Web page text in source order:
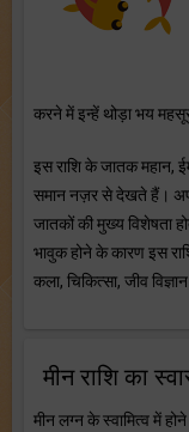
करने में इन्हें थोड़ा भय
इस राशि के जातक महान,
समान नज़र से देखते हैं।
जातकों की मुख्य विशेषता
भावुक होने के कारण इस
कला, चिकित्सा, जीव
मीन राशि का
मीन लग्न के स्वामित्व में